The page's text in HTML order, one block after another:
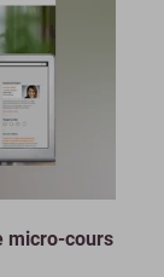
micro-cours